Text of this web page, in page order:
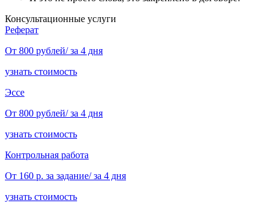
Консультационные услуги
Реферат
От 800 рублей/ за 4 дня
узнать стоимость
Эссе
От 800 рублей/ за 4 дня
узнать стоимость
Контрольная работа
От 160 р. за задание/ за 4 дня
узнать стоимость